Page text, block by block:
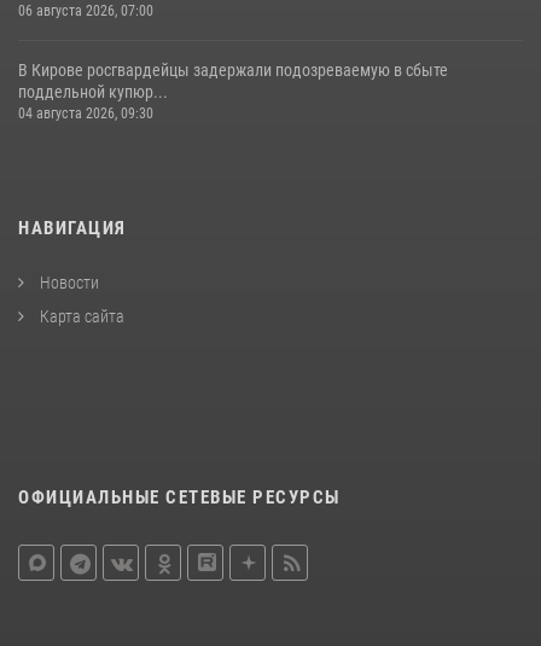
06 августа 2026, 07:00
В Кирове росгвардейцы задержали подозреваемую в сбыте
поддельной купюр...
04 августа 2026, 09:30
НАВИГАЦИЯ
Новости
Карта сайта
ОФИЦИАЛЬНЫЕ СЕТЕВЫЕ РЕСУРСЫ